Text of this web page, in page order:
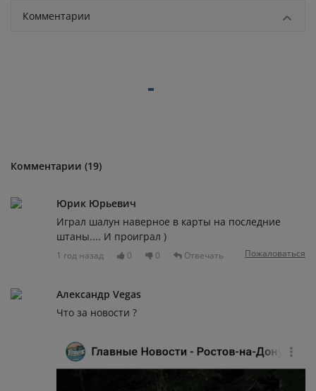
Комментарии
Комментарии (19)
Юрик Юрьевич
Играл шалун наверное в карты на последние
штаны.... И проиграл )
1 год назад 0 0 Отвечать Пожаловаться
Александр Vegas
Что за новости ?